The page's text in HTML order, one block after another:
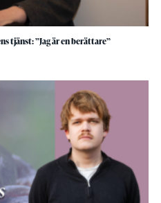
tjänst: ”Jag är en berättare”